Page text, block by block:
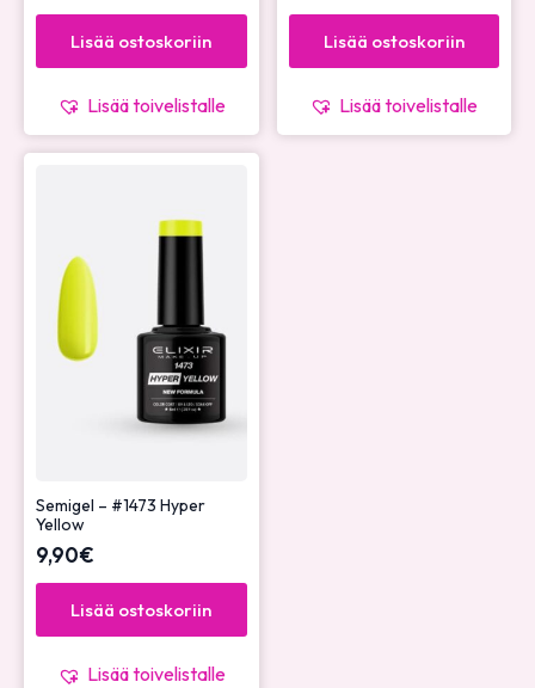
Lisää ostoskoriin
Lisää toivelistalle
Lisää ostoskoriin
Lisää toivelistalle
Semigel – #1473 Hyper
Yellow
9,90€
Lisää ostoskoriin
Lisää toivelistalle